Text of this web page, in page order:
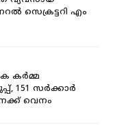
സെക്രട്ടറി എം
കർമ്മ
151 സർക്കാർ
വെനം